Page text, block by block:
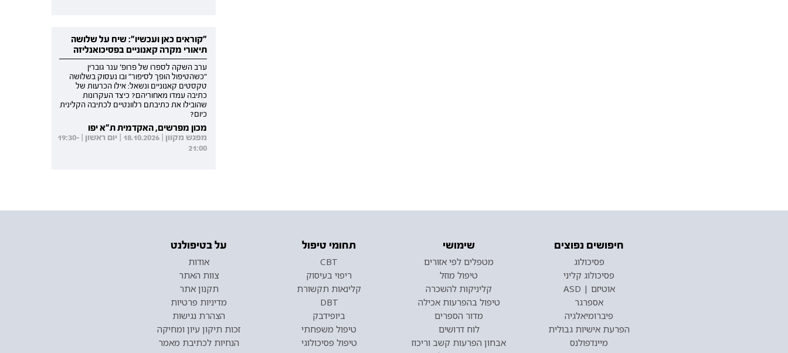
"קוראים כאן ועכשיו": שיח על שלושה
תיאורי מקרה קאנוניים בפסיכואנליזה
ערב השקה לספרו של פרופ' ענר גוברין
"כשהטיפול הופך לסיפור" ובו נעסוק בשלושה
טקסטים קאנוניים ונשאל: אילו הכרעות של
כתיבה עמדו מאחוריהם? כיצד העקרונות
שהובילו את כתיבתם רלוונטיים לכתיבה הקלינית
כיום?
מכון מפרשים, האקדמית ת"א יפו
מפגש מקוון | 18.10.2026 | יום ראשון | 19:30-
21:00
חיפושים נפוצים
פסיכולוג
פסיכולוג קליני
אוטיזם | ASD
אספרגר
פיברומיאלגיה
הפרעת אישיות גבולית
מיינדפולנס
שימושי
מטפלים לפי אזורים
טיפול מוזל
קליניקות להשכרה
טיפול בהפרעות אכילה
מדור הספרים
לוח דרושים
אבחון הפרעות קשב וריכוז
תחומי טיפול
CBT
ריפוי בעיסוק
קלינאות תקשורת
DBT
ביופידבק
טיפול משפחתי
טיפול פסיכולוגי
על בטיפולנט
אודות
צוות האתר
תקנון אתר
מדיניות פרטיות
הצהרת נגישות
זכות תיקון עיון ומחיקה
הנחיות לכתיבת מאמר